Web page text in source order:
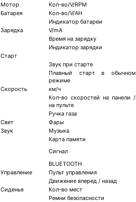
Мотор
Кол-во/V/RPM
Батарея
Кол-во/V/AH
Индикатор батареи
Зарядка
V/mA
Время на зарядку
Индикатор зарядки
Старт
Звук при старте
Плавный старт в обычном
режиме
Скорость
км/ч
Кол-во скоростей на панели /
на пульте
Ручка газа
Свет
Фары
Звук
Музыка
Карта памяти
Сигнал
BLUETOOTH
Управление
Пульт управления
Движение вперед / назад
Сиденье
Кол-во мест
Ремни безопасности